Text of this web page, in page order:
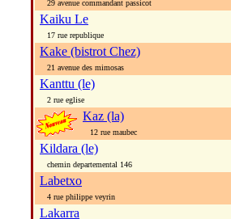
29 avenue commandant passicot
Kaiku Le
17 rue republique
Kake (bistrot Chez)
21 avenue des mimosas
Kanttu (le)
2 rue eglise
Kaz (la)
12 rue maubec
Kildara (le)
chemin departemental 146
Labetxo
4 rue philippe veyrin
Lakarra